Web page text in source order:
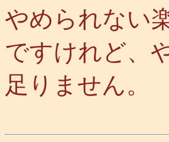
やめられない
ですけれど、
足りません。